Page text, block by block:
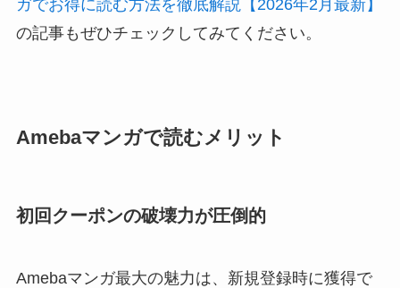
ガでお得に読む方法を徹底解説【2026年2月最新】
の記事もぜひチェックしてみてください。
Amebaマンガで読むメリット
初回クーポンの破壊力が圧倒的
Amebaマンガ最大の魅力は、新規登録時に獲得で